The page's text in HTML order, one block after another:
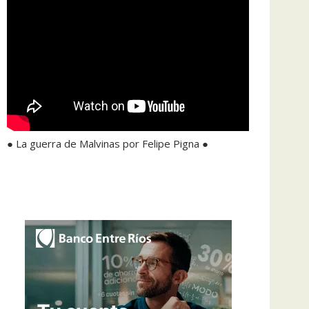
● La guerra de Malvinas por Felipe Pigna ●